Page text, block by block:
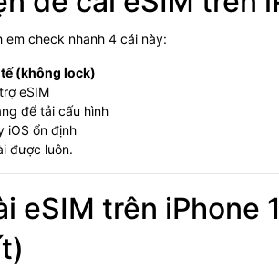
em check nhanh 4 cái này:
(không lock)
eSIM
để tải cấu hình
iOS ổn định
được luôn.
eSIM trên iPhone